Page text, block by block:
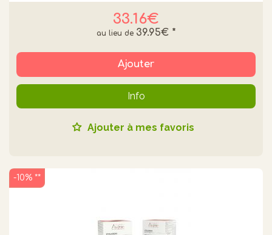
33.16€
39.95€ *
Ajouter
Info
Ajouter à mes favoris
-10% **